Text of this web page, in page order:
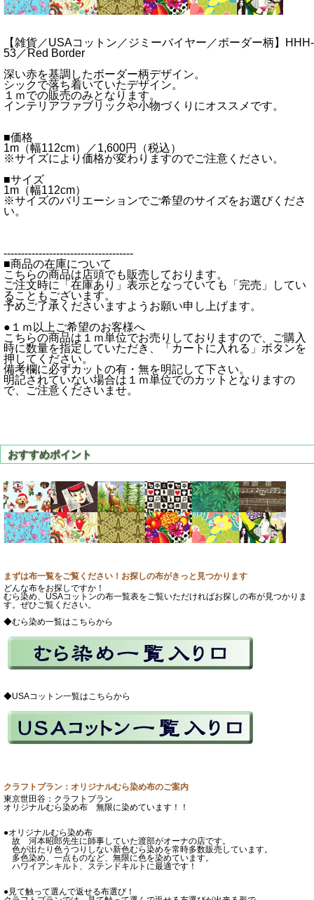
【雑貨／USAコットン／ジミーバイヤー／ボーダー柄】HHH-
53／Red Border
深い赤を基調したボーダー柄デザイン。
シックで落ち着いていたデザイン。
１ｍでの販売のみとなります。
インテリアファブリックや小物づくりにオススメです。
■価格
1m（幅112cm）／1,600円（税込）
※サイズにより価格が変わりますのでご注意ください。
■サイズ
1m（幅112cm）
※サイズのバリエーションでご希望のサイズをお選びくださ
い。
-------------------------------------
■商品の在庫について
こちらの商品は店頭でも販売しております。
ご注文時に「在庫あり」表示となっていても「完売」してい
ることもございます。
予めご了承くださいますようお願い申し上げます。
●１ｍ以上ご希望のお客様へ
こちらの商品は１ｍ単位でお売りしておりますので、ご購入
時に数量を指定していただき、「カートに入れる」ボタンを
押してください。
備考欄に必ずカットの有・無を明記して下さい。
明記されていない場合は１ｍ単位でのカットとなりますの
で、ご注意くださいませ。
まずは布一覧をご覧ください！お探しの布がきっと見つかります
どんな布をお探しですか！
むら染め、USAコットンの布一覧表をご覧いただければお探しの布が見つかりま
す。ぜひご覧ください。
◆むら染め一覧はこちらから
◆USAコットン一覧はこちらから
クラフトプラン：オリジナルむら染め布のご案内
東京世田谷：クラフトプラン
オリジナルむら染め布 無限に染めています！！
●オリジナルむら染め布
故 河本昭郎先生に師事していた渡部がオーナの店です。
色が出たり色うつりしない新色むら染めを常時多数販売しています。
多色染め、一点ものなど、無限に色を染めています。
ハワイアンキルト、ステンドキルトに最適です！
●見て触って選んで返せる布選び！